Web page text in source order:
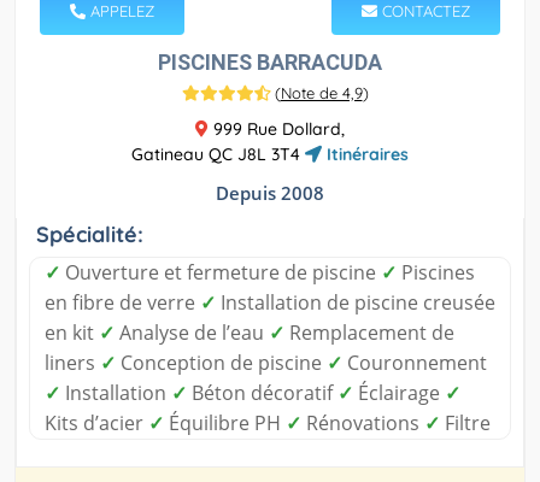
APPELEZ CONTACTEZ
PISCINES BARRACUDA
(Note de 4,9)
999 Rue Dollard,
Gatineau QC J8L 3T4
Itinéraires
Depuis 2008
Spécialité:
✓ Ouverture et fermeture de piscine ✓ Piscines
en fibre de verre ✓ Installation de piscine creusée
en kit ✓ Analyse de l’eau ✓ Remplacement de
liners ✓ Conception de piscine ✓ Couronnement
✓ Installation ✓ Béton décoratif ✓ Éclairage ✓
Kits d’acier ✓ Équilibre PH ✓ Rénovations ✓ Filtre